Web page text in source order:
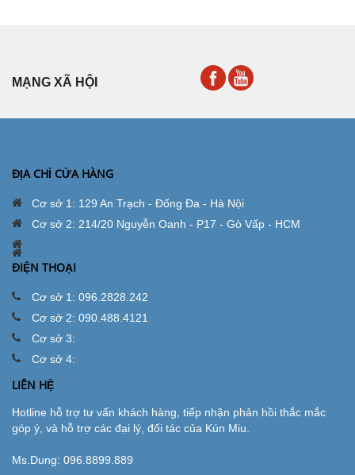
MẠNG XÃ HỘI
ĐỊA CHỈ CỬA HÀNG
Cơ sở 1: 129 An Trạch - Đống Đa - Hà Nội
Cơ sở 2: 214/20 Nguyễn Oanh - P17 - Gò Vấp - HCM
ĐIỆN THOẠI
Cơ sở 1: 096.2828.242
Cơ sở 2: 090.488.4121
Cơ sở 3:
Cơ sở 4:
LIÊN HỆ
Hotline hỗ trợ tư vấn khách hàng, tiếp nhận phản hồi thắc mắc
góp ý, và hỗ trợ các đại lý, đối tác của Kún Miu.
Ms.Dung: 096.8899.889